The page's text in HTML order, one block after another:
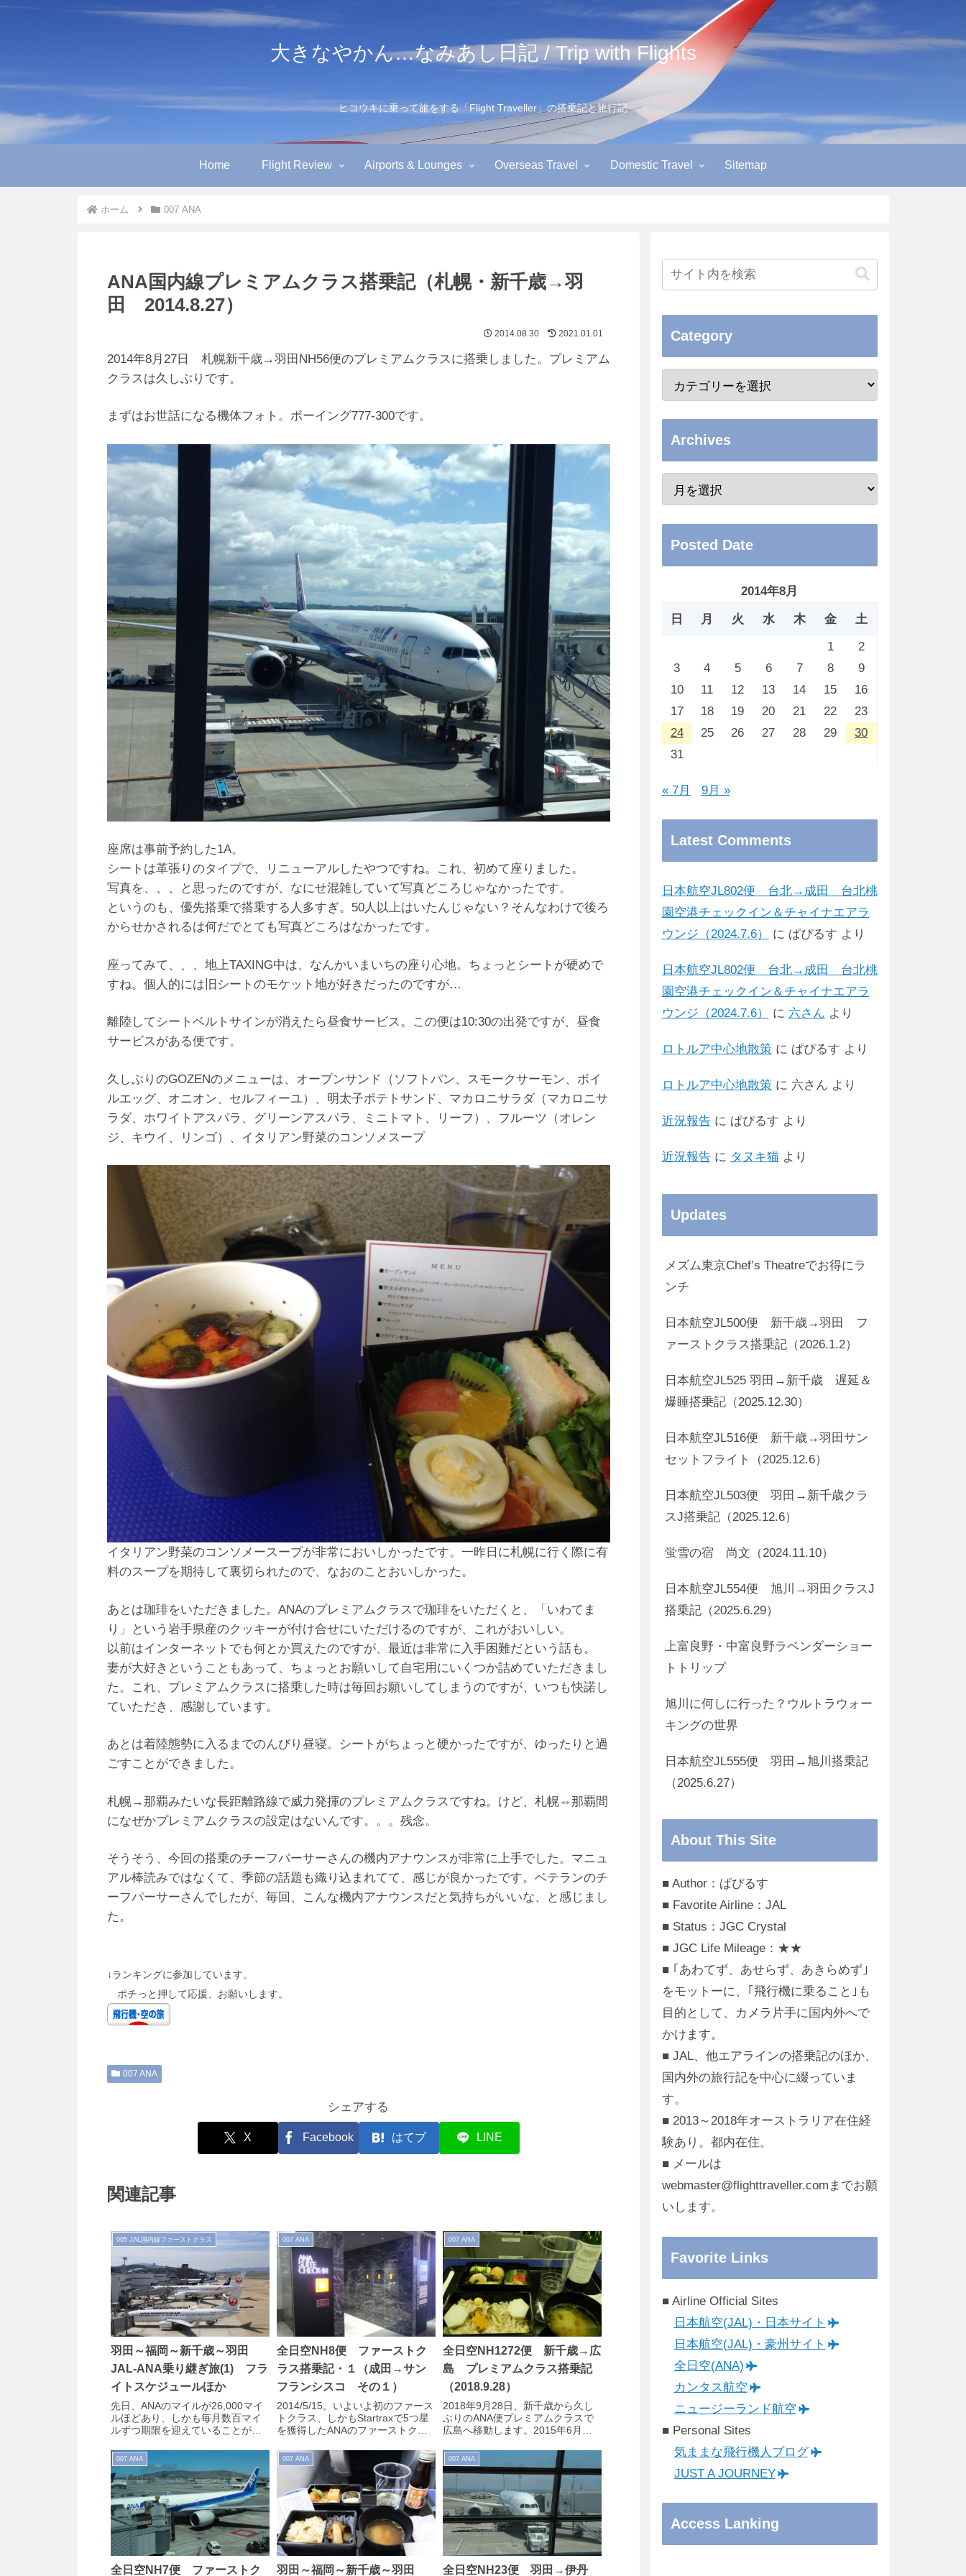
大きなやかん…なみあし日記 / Trip with Flights
ヒコウキに乗って旅をする「Flight Traveller」の搭乗記と旅行記
Home Flight Review Airports & Lounges Overseas Travel Domestic Travel Sitemap
ホーム 007 ANA
ANA国内線プレミアムクラス搭乗記（札幌・新千歳→羽
田 2014.8.27）
2014.08.30 2021.01.01
2014年8月27日 札幌新千歳→羽田NH56便のプレミアムクラスに搭乗しました。プレミアム
クラスは久しぶりです。
まずはお世話になる機体フォト。ボーイング777-300です。
座席は事前予約した1A。
シートは革張りのタイプで、リニューアルしたやつですね。これ、初めて座りました。
写真を、、、と思ったのですが、なにせ混雑していて写真どころじゃなかったです。
というのも、優先搭乗で搭乗する人多すぎ。50人以上はいたんじゃない？そんなわけで後ろ
からせかされるは何だでとても写真どころはなかったです。
座ってみて、、、地上TAXING中は、なんかいまいちの座り心地。ちょっとシートが硬めで
すね。個人的には旧シートのモケット地が好きだったのですが…
離陸してシートベルトサインが消えたら昼食サービス。この便は10:30の出発ですが、昼食
サービスがある便です。
久しぶりのGOZENのメニューは、オープンサンド（ソフトパン、スモークサーモン、ボイ
ルエッグ、オニオン、セルフィーユ）、明太子ポテトサンド、マカロニサラダ（マカロニサ
ラダ、ホワイトアスパラ、グリーンアスパラ、ミニトマト、リーフ）、フルーツ（オレン
ジ、キウイ、リンゴ）、イタリアン野菜のコンソメスープ
イタリアン野菜のコンソメースープが非常においしかったです。一昨日に札幌に行く際に有
料のスープを期待して裏切られたので、なおのことおいしかった。
あとは珈琲をいただきました。ANAのプレミアムクラスで珈琲をいただくと、「いわてま
り」という岩手県産のクッキーが付け合せにいただけるのですが、これがおいしい。
以前はインターネットでも何とか買えたのですが、最近は非常に入手困難だという話も。
妻が大好きということもあって、ちょっとお願いして自宅用にいくつか詰めていただきまし
た。これ、プレミアムクラスに搭乗した時は毎回お願いしてしまうのですが、いつも快諾し
ていただき、感謝しています。
あとは着陸態勢に入るまでのんびり昼寝。シートがちょっと硬かったですが、ゆったりと過
ごすことができました。
札幌→那覇みたいな長距離路線で威力発揮のプレミアムクラスですね。けど、札幌⇔那覇間
になぜかプレミアムクラスの設定はないんです。。。残念。
そうそう、今回の搭乗のチーフパーサーさんの機内アナウンスが非常に上手でした。マニュ
アル棒読みではなくて、季節の話題も織り込まれてて、感じが良かったです。ベテランのチ
ーフパーサーさんでしたが、毎回、こんな機内アナウンスだと気持ちがいいな、と感じまし
た。
↓ランキングに参加しています。
ポチっと押して応援、お願いします。
007 ANA
シェアする
X Facebook はてブ LINE
関連記事
005 JAL国内線ファーストクラス
羽田～福岡～新千歳～羽田
JAL-ANA乗り継ぎ旅(1) フラ
イトスケジュールほか
先日、ANAのマイルが26,000マイ
ルほどあり、しかも毎月数百マイ
ルずつ期限を迎えていることが判
羽田のトライアングルフライトを
予...
007 ANA
全日空NH8便 ファーストク
ラス搭乗記・１（成田→サン
フランシスコ その１）
2014/5/15。いよいよ初のファース
トクラス、しかもStartraxで5つ星
を獲得したANAのファーストクラ
の日。前日のシドニ...
007 ANA
全日空NH1272便 新千歳→広
島 プレミアムクラス搭乗記
（2018.9.28）
2018年9月28日、新千歳から久し
ぶりのANA便プレミアムクラスで
広島へ移動します。2015年6月以
への搭乗です。
007 ANA
全日空NH7便 ファーストク
007 ANA
羽田～福岡～新千歳～羽田
007 ANA
全日空NH23便 羽田→伊丹
Category
Archives
Posted Date
2014年8月
日 月 火 水 木 金
土
1
2
3
4 5 6 7 8
9
10
11 12 13 14 15
16
17
18 19 20 21 22
23
24
25 26 27 28 29
30
31
« 7月 9月 »
Latest Comments
日本航空JL802便 台北→成田 台北桃
園空港チェックイン＆チャイナエアラ
ウンジ（2024.7.6）
に ぱぴるす より
日本航空JL802便 台北→成田 台北桃
園空港チェックイン＆チャイナエアラ
ウンジ（2024.7.6）
に 六さん より
ロトルア中心地散策 に ぱぴるす より
ロトルア中心地散策 に 六さん より
近況報告に ぱぴるす より
近況報告に タヌキ猫より
Updates
メズム東京Chef’s Theatreでお得にラ
ンチ
日本航空JL500便 新千歳→羽田 フ
ァーストクラス搭乗記（2026.1.2）
日本航空JL525 羽田→新千歳 遅延＆
爆睡搭乗記（2025.12.30）
日本航空JL516便 新千歳→羽田サン
セットフライト（2025.12.6）
日本航空JL503便 羽田→新千歳クラ
スJ搭乗記（2025.12.6）
蛍雪の宿 尚文（2024.11.10）
日本航空JL554便 旭川→羽田クラスJ
搭乗記（2025.6.29）
上富良野・中富良野ラベンダーショー
トトリップ
旭川に何しに行った？ウルトラウォー
キングの世界
日本航空JL555便 羽田→旭川搭乗記
（2025.6.27）
About This Site
■ Author：ぱぴるす
■ Favorite Airline：JAL
■ Status：JGC Crystal
■ JGC Life Mileage：★★
■ ｢あわてず、あせらず、あきらめず｣
をモットーに、｢飛行機に乗ること｣も
目的として、カメラ片手に国内外へで
かけます。
■ JAL、他エアラインの搭乗記のほか、
国内外の旅行記を中心に綴っていま
す。
■ 2013～2018年オーストラリア在住経
験あり。都内在住。
■ メールは
webmaster@flighttraveller.comまでお願
いします。
Favorite Links
■ Airline Official Sites
日本航空(JAL)・日本サイト
日本航空(JAL)・豪州サイト
全日空(ANA)
カンタス航空
ニュージーランド航空
■ Personal Sites
気ままな飛行機人プログ
JUST A JOURNEY
Access Lanking